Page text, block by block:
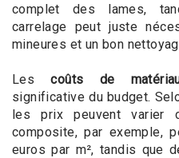
complet des lames,
carrelage peut juste
mineures et un bon
Lescoûts de
significative du budget.
les prix peuvent varier
composite, par exemple,
euros par m², tandis que